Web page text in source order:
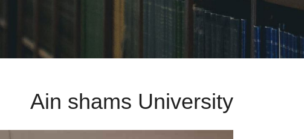
Ain shams University